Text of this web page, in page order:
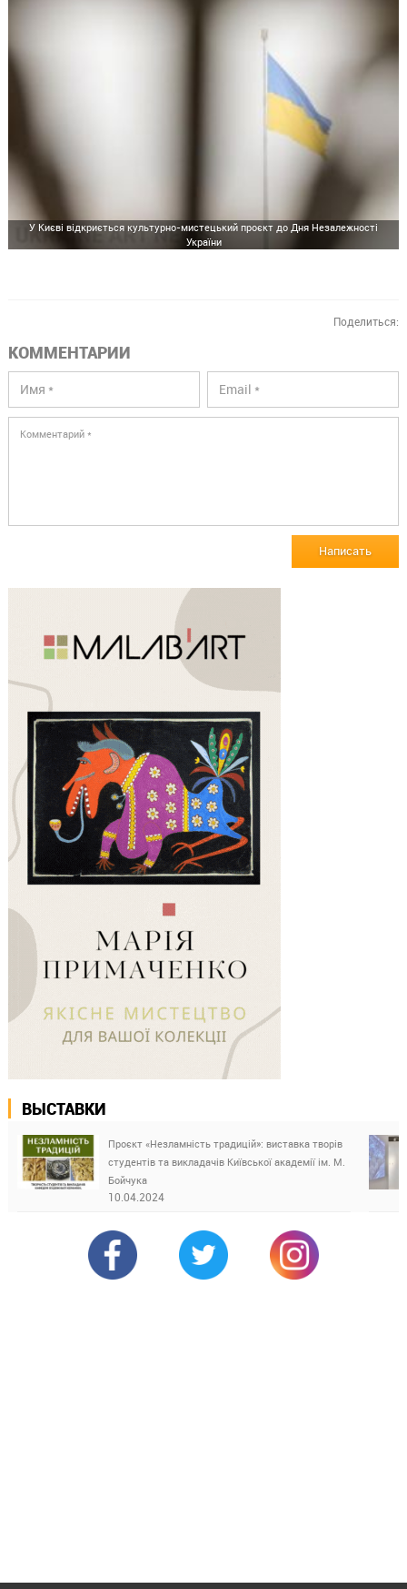
У Києві відкриється культурно-мистецький проєкт до Дня Незалежності
України
Поделиться:
КОММЕНТАРИИ
Написать
ВЫСТАВКИ
Проєкт «Незламність традицій»: виставка творів
студентів та викладачів Київської академії ім. М.
Бойчука
10.04.2024